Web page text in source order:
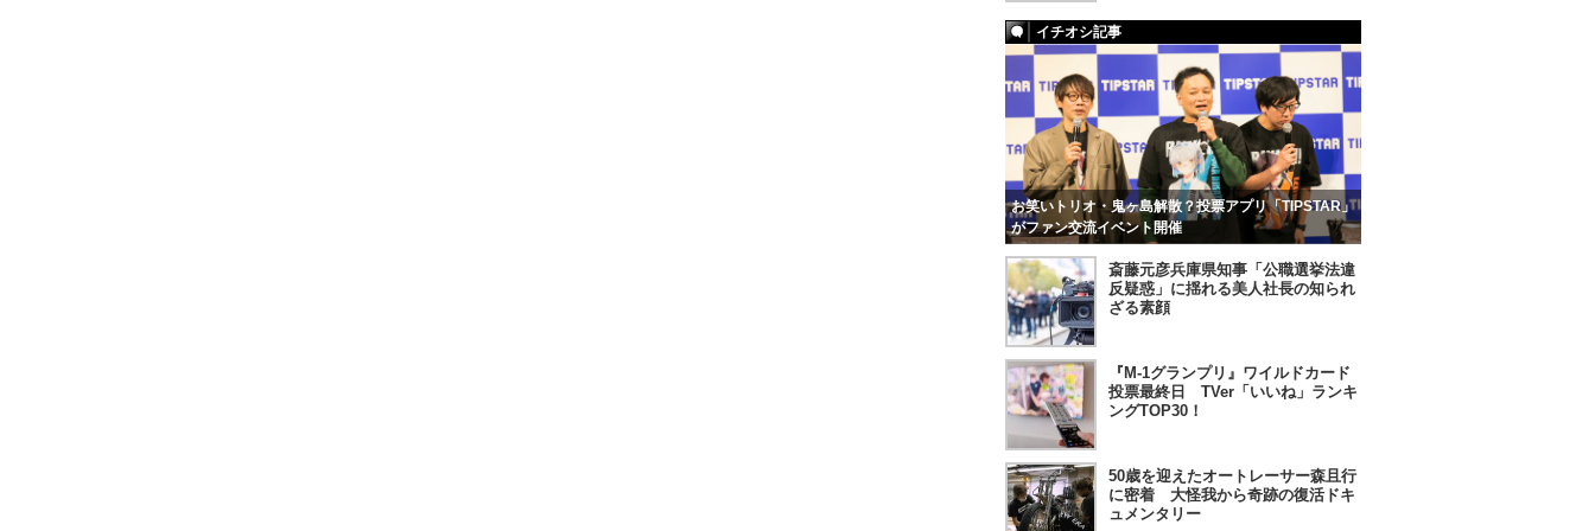
イチオシ記事
お笑いトリオ・鬼ヶ島解散？投票アプリ「TIPSTAR」
がファン交流イベント開催
斎藤元彦兵庫県知事「公職選挙法違
反疑惑」に揺れる美人社長の知られ
ざる素顔
『M-1グランプリ』ワイルドカード
投票最終日 TVer「いいね」ランキ
ングTOP30！
50歳を迎えたオートレーサー森且行
に密着 大怪我から奇跡の復活ドキ
ュメンタリー